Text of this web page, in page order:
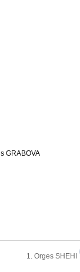
GRABOVA
1. Orges SHEHI